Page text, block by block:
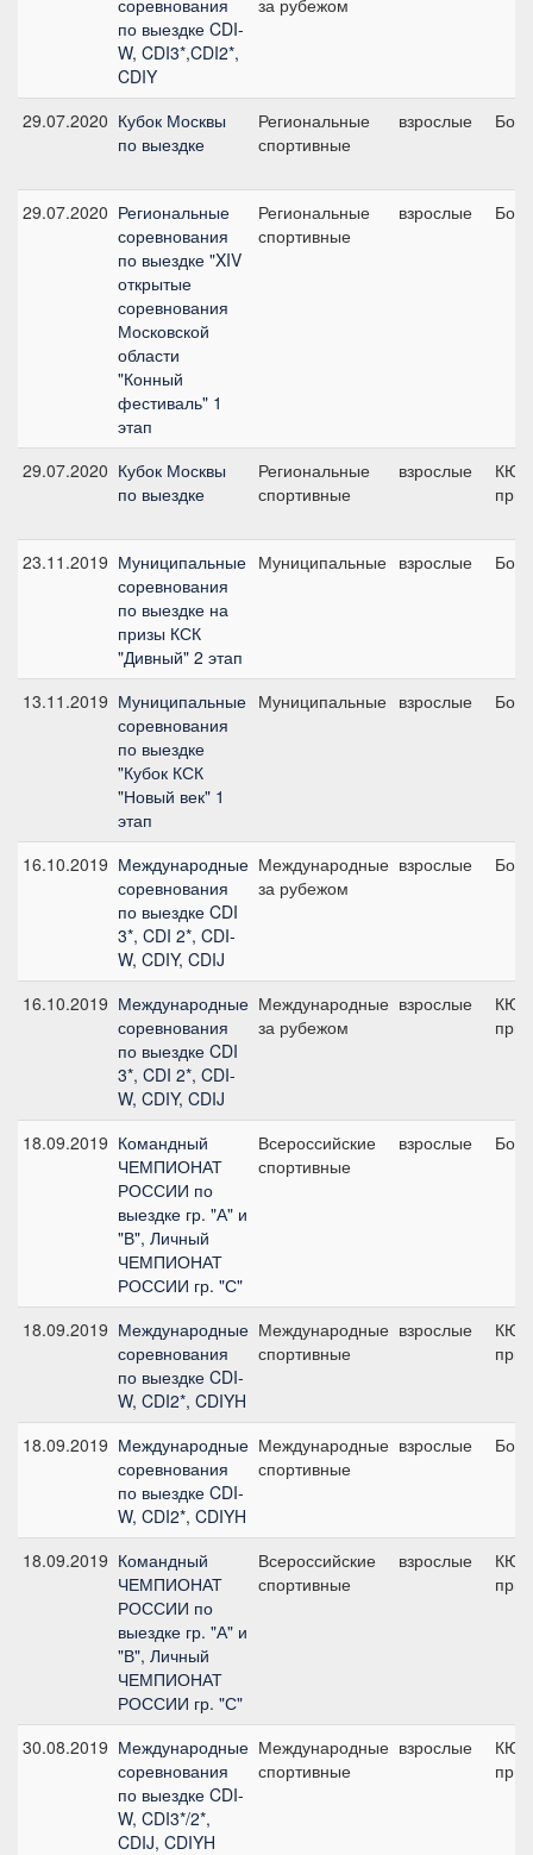
соревнования
по выездке CDI-
W, CDI3*,CDI2*,
CDIY
за рубежом
29.07.2020 Кубок Москвы
по выездке
Региональные
спортивные
взрослые
29.07.2020 Региональные
соревнования
по выездке "XIV
открытые
соревнования
Московской
области
"Конный
фестиваль" 1
этап
Региональные
спортивные
взрослые
29.07.2020 Кубок Москвы
по выездке
Региональные
спортивные
взрослые
КЮР
23.11.2019 Муниципальные
соревнования
по выездке на
призы КСК
"Дивный" 2 этап
Муниципальные взрослые
13.11.2019 Муниципальные
соревнования
по выездке
"Кубок КСК
"Новый век" 1
этап
Муниципальные взрослые
16.10.2019 Международные
соревнования
по выездке CDI
3*, CDI 2*, CDI-
W, CDIY, CDIJ
Международные
за рубежом
взрослые
16.10.2019 Международные
соревнования
по выездке CDI
3*, CDI 2*, CDI-
W, CDIY, CDIJ
Международные
за рубежом
взрослые
КЮР
18.09.2019 Командный
ЧЕМПИОНАТ
РОССИИ по
выездке гр. "А" и
"В", Личный
ЧЕМПИОНАТ
РОССИИ гр. "С"
Всероссийские
спортивные
взрослые
18.09.2019 Международные
соревнования
по выездке CDI-
W, CDI2*, CDIYH
Международные
спортивные
взрослые
КЮР
18.09.2019 Международные
соревнования
по выездке CDI-
W, CDI2*, CDIYH
Международные
спортивные
взрослые
18.09.2019 Командный
ЧЕМПИОНАТ
РОССИИ по
выездке гр. "А" и
"В", Личный
ЧЕМПИОНАТ
РОССИИ гр. "С"
Всероссийские
спортивные
взрослые
КЮР
30.08.2019 Международные
соревнования
по выездке CDI-
W, CDI3*/2*,
CDIJ, CDIYH
Международные
спортивные
взрослые
КЮР